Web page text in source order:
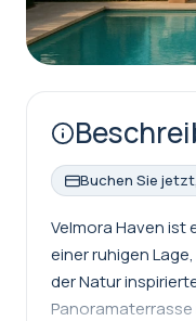
Buchen Sie
Velmora Haven ist
einer ruhigen
der Natur